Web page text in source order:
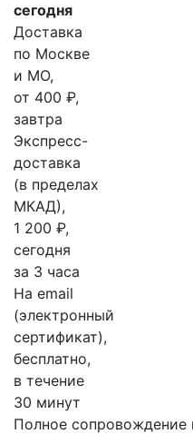
сегодня
Доставка
по Москве
и МО,
от 400 ₽,
завтра
Экспресс-
доставка
(в пределах
МКАД),
1 200 ₽,
сегодня
за 3 часа
На email
(электронный
сертификат),
бесплатно,
в течение
30 минут
Полное сопровождение